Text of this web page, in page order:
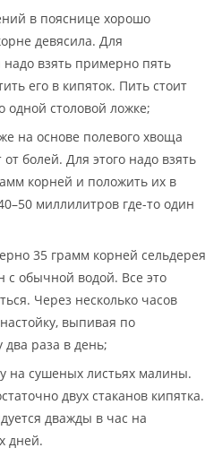
в пояснице хорошо
девясила. Для
надо взять примерно пять
его в кипяток. Пить стоит
одной столовой ложке;
на основе полевого хвоща
болей. Для этого надо взять
корней и положить их в
миллилитров где-то один
35 грамм корней сельдерея
с обычной водой. Все это
Через несколько часов
выпивая по
два раза в день;
на сушеных листьях малины.
двух стаканов кипятка.
дважды в час на
дней.